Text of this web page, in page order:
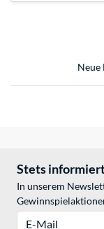
Neue
Stets
In unserem